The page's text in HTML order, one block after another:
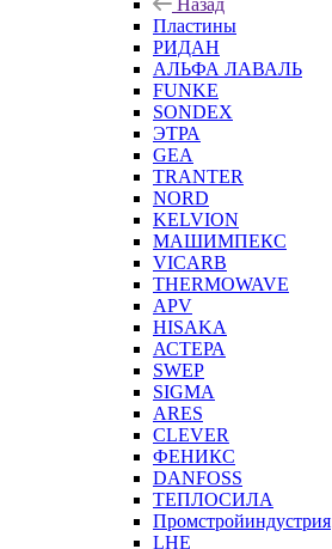
Назад
Пластины
РИДАН
АЛЬФА ЛАВАЛЬ
FUNKE
SONDEX
ЭТРА
GEA
TRANTER
NORD
KELVION
МАШИМПЕКС
VICARB
THERMOWAVE
APV
HISAKA
АСТЕРА
SWEP
SIGMA
ARES
CLEVER
ФЕНИКС
DANFOSS
ТЕПЛОСИЛА
Промстройиндустрия
LHE